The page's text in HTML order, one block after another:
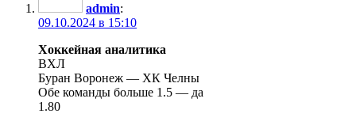
admin:
09.10.2024 в 15:10
Хоккейная аналитика
ВХЛ
Буран Воронеж — ХК Челны
Обе команды больше 1.5 — да
1.80